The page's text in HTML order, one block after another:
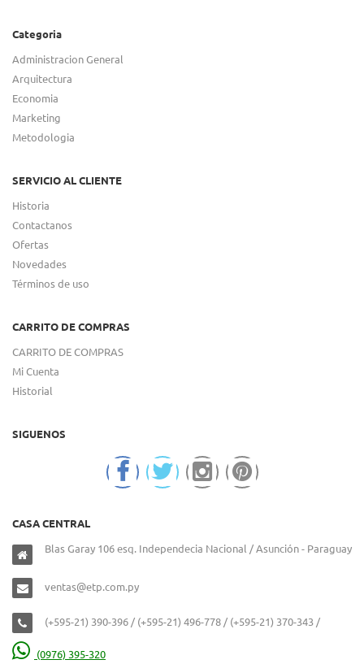
Categoria
Administracion General
Arquitectura
Economia
Marketing
Metodologia
SERVICIO AL CLIENTE
Historia
Contactanos
Ofertas
Novedades
Términos de uso
CARRITO DE COMPRAS
CARRITO DE COMPRAS
Mi Cuenta
Historial
SIGUENOS
CASA CENTRAL
Blas Garay 106 esq. Independecia Nacional / Asunción - Paraguay
ventas@etp.com.py
(+595-21) 390-396 / (+595-21) 496-778 / (+595-21) 370-343 /
(0976) 395-320